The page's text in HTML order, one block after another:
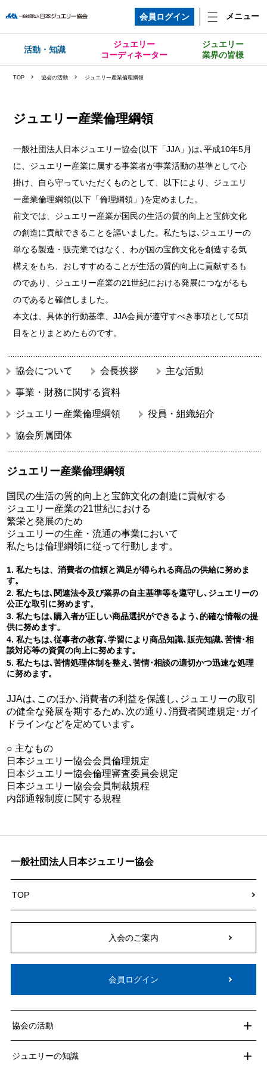
会員ログイン メニュー
活動・知識
ジュエリー
コーディネーター
ジュエリー
業界の皆様
TOP 協会の活動 ジュエリー産業倫理綱領
ジュエリー産業倫理綱領
一般社団法人日本ジュエリー協会(以下「JJA」)は､平成10年5月
に、ジュエリー産業に属する事業者が事業活動の基準として心
掛け、自ら守っていただくものとして、以下により、ジュエリ
ー産業倫理綱領(以下「倫理綱領」)を定めました。
前文では、ジュエリー産業が国民の生活の質的向上と宝飾文化
の創造に貢献できることを謳いました。私たちは､ジュエリーの
単なる製造・販売業ではなく、わが国の宝飾文化を創造する気
構えをもち、おしすすめることが生活の質的向上に貢献するも
のであり、ジュエリー産業の21世紀における発展につながるも
のであると確信しました。
本文は、具体的行動基準、JJA会員が遵守すべき事項として5項
目をとりまとめたものです。
協会について 会長挨拶 主な活動
事業・財務に関する資料
ジュエリー産業倫理綱領 役員・組織紹介
協会所属団体
ジュエリー産業倫理綱領
国民の生活の質的向上と宝飾文化の創造に貢献する
ジュエリー産業の21世紀における
繁栄と発展のため
ジュエリーの生産・流通の事業において
私たちは倫理綱領に従って行動します。
1. 私たちは、消費者の信頼と満足が得られる商品の供給に努めま
す。
2. 私たちは､関連法令及び業界の自主基準等を遵守し､ジュエリーの
公正な取引に努めます。
3. 私たちは､購入者が正しい商品選択ができるよう､的確な情報の提
供に努めます。
4. 私たちは､従事者の教育､学習により商品知識､販売知識､苦情･相
談対応等の資質の向上に努めます。
5. 私たちは､苦情処理体制を整え､苦情･相談の適切かつ迅速な処理
に努めます。
JJAは､このほか､消費者の利益を保護し､ジュエリーの取引
の健全な発展を期するため､次の通り､消費者関連規定･ガイ
ドラインなどを定めています｡
○ 主なもの
日本ジュエリー協会会員倫理規定
日本ジュエリー協会倫理審査委員会規定
日本ジュエリー協会会員制裁規程
内部通報制度に関する規程
一般社団法人日本ジュエリー協会
TOP
入会のご案内
会員ログイン
協会の活動
ジュエリーの知識